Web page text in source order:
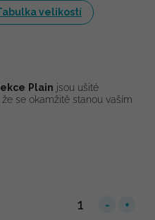
velikostí
Plain jsou ušité
se okamžitě stanou vaším